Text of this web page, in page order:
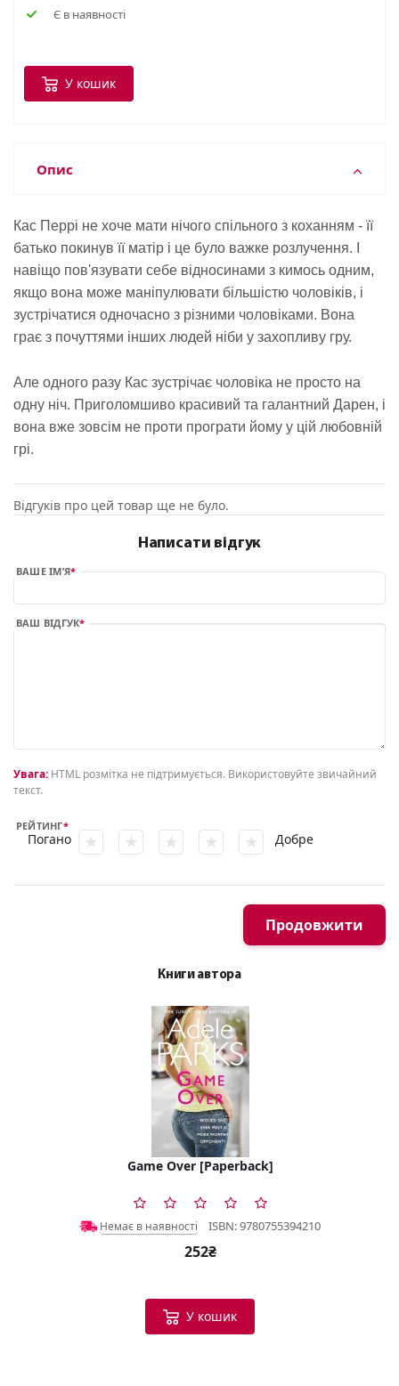
Є в наявності
У кошик
Опис
Кас Перрі не хоче мати нічого спільного з коханням - її
батько покинув її матір і це було важке розлучення. І
навіщо пов'язувати себе відносинами з кимось одним,
якщо вона може маніпулювати більшістю чоловіків, і
зустрічатися одночасно з різними чоловіками. Вона
грає з почуттями інших людей ніби у захопливу гру.
Але одного разу Кас зустрічає чоловіка не просто на
одну ніч. Приголомшиво красивий та галантний Дарен, і
вона вже зовсім не проти програти йому у цій любовній
грі.
Відгуків про цей товар ще не було.
Написати відгук
ВАШЕ ІМ’Я
ВАШ ВІДГУК
Увага: HTML розмітка не підтримується. Використовуйте звичайний
текст.
РЕЙТИНГ
Погано Добре
Продовжити
Книги автора
Game Over [Paperback]
Немає в наявності ISBN: 9780755394210
252₴
У кошик